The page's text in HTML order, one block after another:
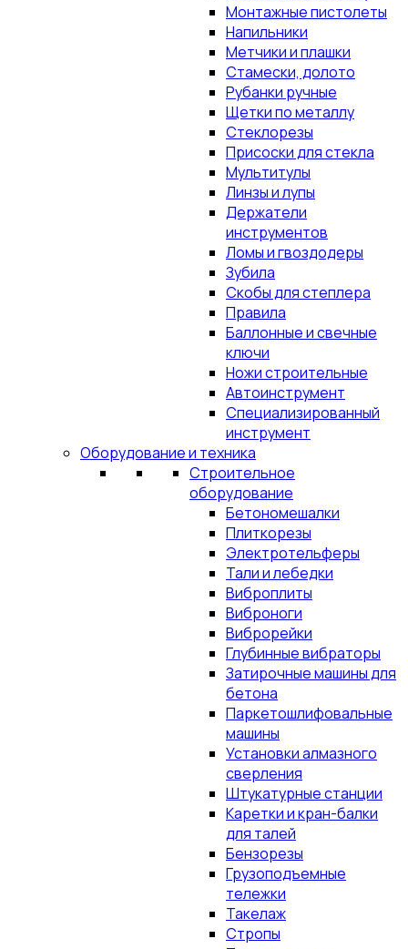
Монтажные пистолеты
Напильники
Метчики и плашки
Стамески, долото
Рубанки ручные
Щетки по металлу
Стеклорезы
Присоски для стекла
Мультитулы
Линзы и лупы
Держатели
инструментов
Ломы и гвоздодеры
Зубила
Скобы для степлера
Правила
Баллонные и свечные
ключи
Ножи строительные
Автоинструмент
Специализированный
инструмент
Оборудование и техника
Строительное
оборудование
Бетономешалки
Плиткорезы
Электротельферы
Тали и лебедки
Виброплиты
Виброноги
Виброрейки
Глубинные вибраторы
Затирочные машины для
бетона
Паркетошлифовальные
машины
Установки алмазного
сверления
Штукатурные станции
Каретки и кран-балки
для талей
Бензорезы
Грузоподъемные
тележки
Такелаж
Стропы